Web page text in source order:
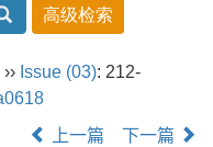
›› Issue (03): 212-
上一篇 下一篇